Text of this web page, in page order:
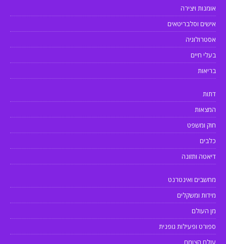
אומנות ויצירה
אישים וסלבריטאים
אסטרולוגיה
בעלי חיים
בריאות
דתות
המצאות
חוק ומשפט
כלבים
דיאטה ותזונה
מחשבים ואינטרנט
מידות ומשקלים
מן העולם
ספורט ופעילות גופנית
עולם הצומח